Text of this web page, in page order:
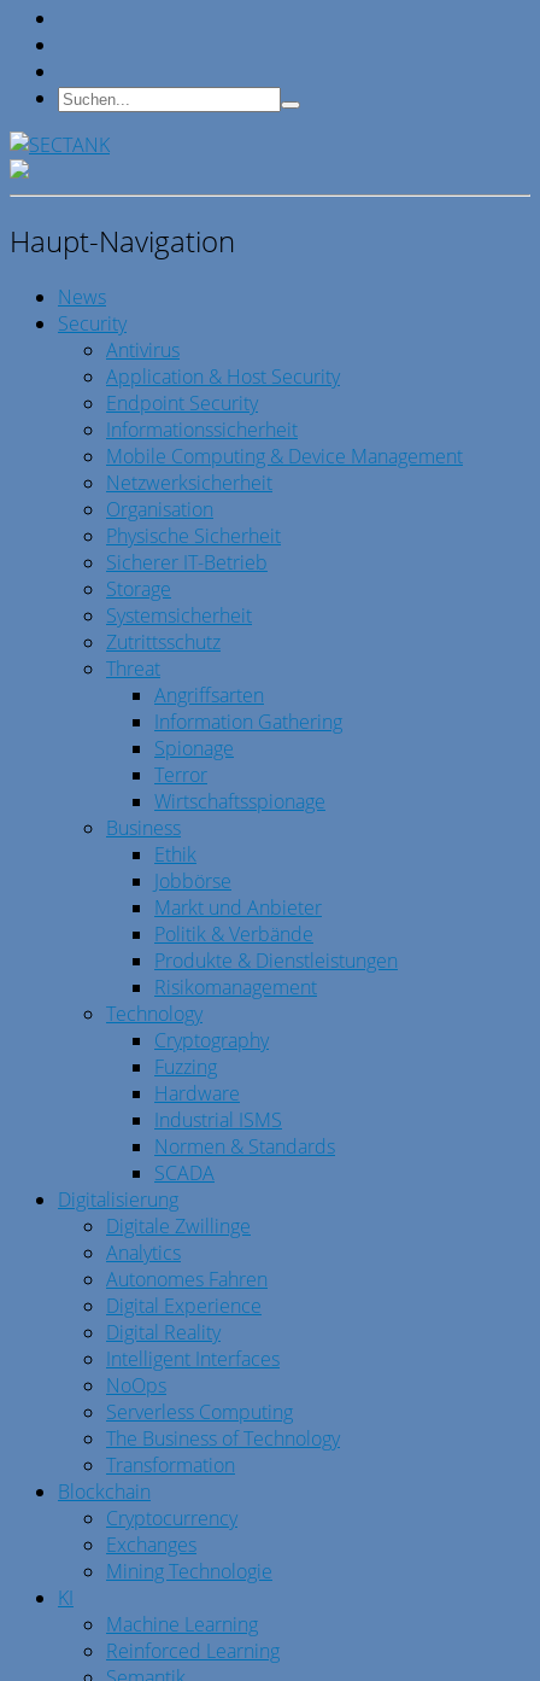
Haupt-Navigation
News
Security
Antivirus
Application & Host Security
Endpoint Security
Informationssicherheit
Mobile Computing & Device Management
Netzwerksicherheit
Organisation
Physische Sicherheit
Sicherer IT-Betrieb
Storage
Systemsicherheit
Zutrittsschutz
Threat
Angriffsarten
Information Gathering
Spionage
Terror
Wirtschaftsspionage
Business
Ethik
Jobbörse
Markt und Anbieter
Politik & Verbände
Produkte & Dienstleistungen
Risikomanagement
Technology
Cryptography
Fuzzing
Hardware
Industrial ISMS
Normen & Standards
SCADA
Digitalisierung
Digitale Zwillinge
Analytics
Autonomes Fahren
Digital Experience
Digital Reality
Intelligent Interfaces
NoOps
Serverless Computing
The Business of Technology
Transformation
Blockchain
Cryptocurrency
Exchanges
Mining Technologie
KI
Machine Learning
Reinforced Learning